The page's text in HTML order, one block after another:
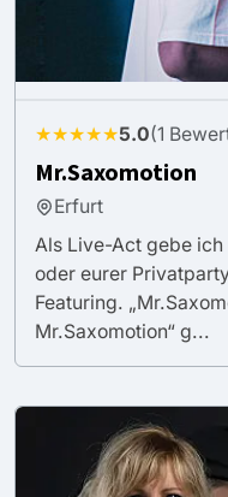
★★★★★5.0(1
Mr.Saxomotion
Erfurt
Als Live-Act gebe
oder eurer
Featuring.
Mr.Saxomotion“ g...